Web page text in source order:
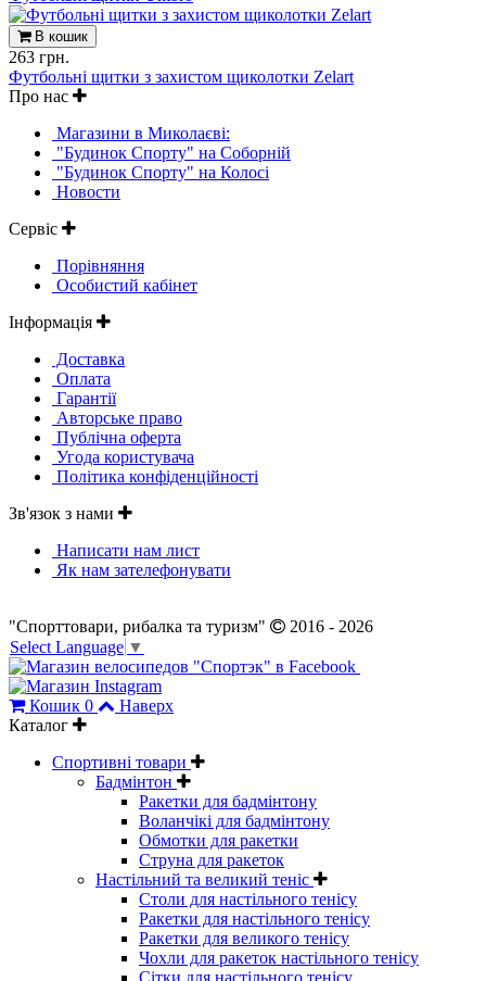
В кошик
263 грн.
Футбольні щитки з захистом щиколотки Zelart
Про нас
Магазини в Миколаєві:
"Будинок Спорту" на Соборній
"Будинок Спорту" на Колосі
Новости
Сервіс
Порівняння
Особистий кабінет
Інформація
Доставка
Оплата
Гарантії
Авторське право
Публічна оферта
Угода користувача
Політика конфіденційності
Зв'язок з нами
Написати нам лист
Як нам зателефонувати
"Спорттовари, рибалка та туризм"
2016 - 2026
Select Language ▼
Кошик 0
Наверх
Каталог
Спортивні товари
Бадмінтон
Ракетки для бадмінтону
Воланчікі для бадмінтону
Обмотки для ракетки
Струна для ракеток
Настільний та великий теніс
Столи для настільного тенісу
Ракетки для настільного тенісу
Ракетки для великого тенісу
Чохли для ракеток настільного тенісу
Сітки для настільного тенісу